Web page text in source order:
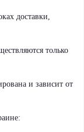
доставки,
только
и зависит от